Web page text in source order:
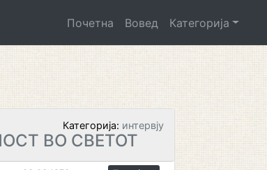
Почетна Вовед Категорија
Категорија: интервју
ВО СВЕТОТ